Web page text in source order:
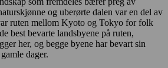
og uberørte dalen var en del av
ruten mellom Kyoto og Tokyo for folk
best bevarte landsbyene på ruten,
her, og begge byene har bevart sin
dager.